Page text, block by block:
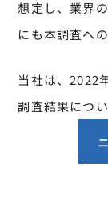
想定し、業界
にも本調査へ
当社は、2022
調査結果につ